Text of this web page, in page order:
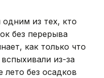
из тех, кто
без перерыва
как только что
из-за
лето без осадков